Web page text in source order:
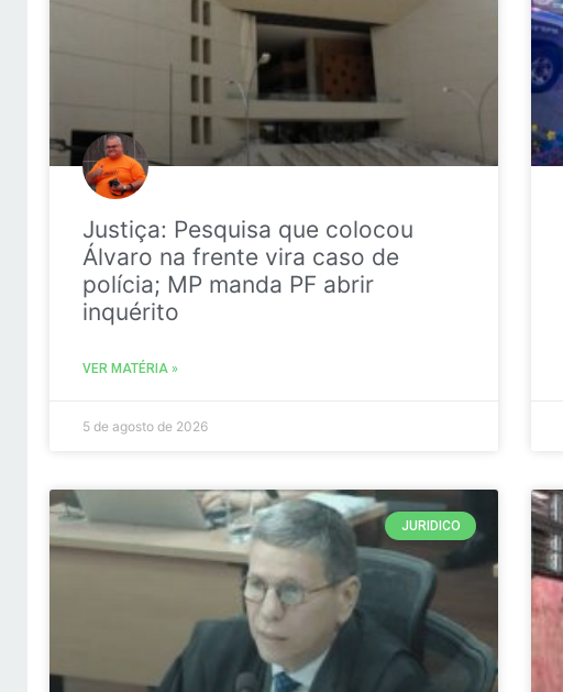
Justiça: Pesquisa que colocou
Álvaro na frente vira caso de
polícia; MP manda PF abrir
inquérito
VER MATÉRIA »
5 de agosto de 2026
JURIDICO